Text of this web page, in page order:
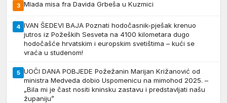
3 Mlada misa fra Davida Grbeša u Kuzmici
4 IVAN ŠEDEVI BAJA Poznati hodočasnik-pješak krenuo
jutros iz Požeških Sesveta na 4100 kilometara dugo
hodočašće hrvatskim i europskim svetištima – kući se
vraća u studenom!
5 UOČI DANA POBJEDE Požežanin Marijan Križanović od
ministra Medveda dobio Uspomenicu na mimohod 2025. –
„Bila mi je čast nositi kninsku zastavu i predstavljati našu
županiju”